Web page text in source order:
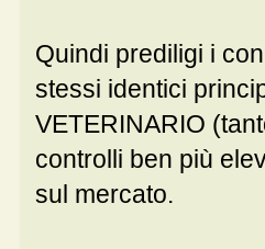
Quindi prediligi i
stessi identici
VETERINARIO
controlli ben più
sul mercato.